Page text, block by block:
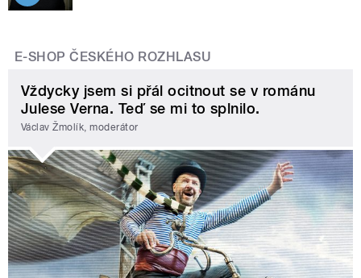
E-SHOP ČESKÉHO ROZHLASU
Vždycky jsem si přál ocitnout se v románu
Julese Verna. Teď se mi to splnilo.
Václav Žmolík, moderátor